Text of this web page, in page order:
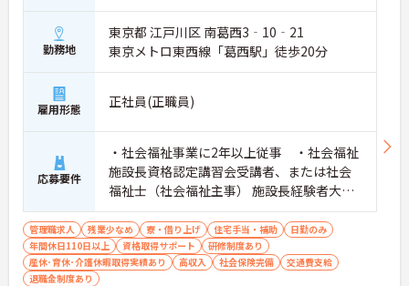
一時金も別途支給されています。
・入社半年でリーダーを任されたスタッフの実績が
ャリアアップを実現できる職場環境です
【働きやすい休日・残業面と、長く安心して働ける
福利厚生が魅力です】
・月9日公休に加え、夏季・冬季休暇各3日が確保さ
れており（年間休日113日）、オンオフのメリハリ
をつけて働くことができます。
・全社平均残業月5時間程度と、業界平均を大きく
下回る少ない残業時間を実現しています
・退職金制度（勤続3年以上）・保育手当・育児短
時間勤務・マインドフルネスプログラムなど、長期
的に安心して働き続けるための制度が充実していま
す
勤務地
東京都 江戸川区 南葛西3‐10‐21
東京メトロ東西線「葛西駅」徒歩20分
雇用形態 正社員(正職員)
応募要件
・社会福祉事業に2年以上従事 ・社会福祉
施設長資格認定講習会受講者、または社会
福祉士（社会福祉主事） 施設長経験者大歓
迎！同職種経験者の方優遇！ 普通自動車運
転免許必須
管理職求人 残業少なめ 寮・借り上げ 住宅手当・補助
日勤のみ
年間休日110日以上
資格取得サポート
研修制度あり
産休･育休･介護休暇取得実績あり
高収入 社会保険完備
交通費支給
退職金制度あり